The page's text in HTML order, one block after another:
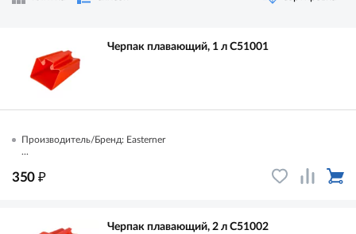
Черпак плавающий, 1 л C51001
Производитель/Бренд: Easterner
...
350 ₽
Черпак плавающий, 2 л C51002